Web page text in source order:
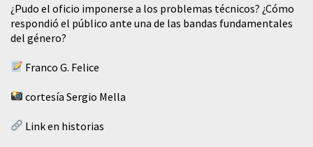
¿Pudo el oficio imponerse a los problemas técnicos? ¿Cómo
respondió el público ante una de las bandas fundamentales
del género?
Franco G. Felice
cortesía Sergio Mella
Link en historias